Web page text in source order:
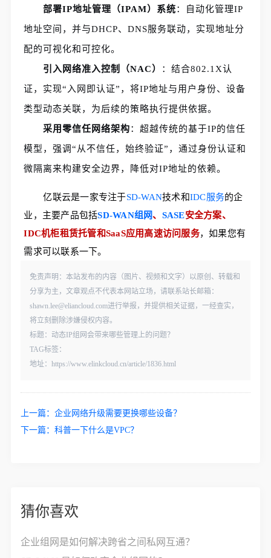
部署IP地址管理（IPAM）系统：自动化管理IP
地址空间，并与DHCP、DNS服务联动，实现地址分
配的可视化和可控化。
引入网络准入控制（NAC） ：结合802.1X认
证，实现“入网即认证”，将IP地址与用户身份、设备
类型动态关联，为后续的策略执行提供依据。
采用零信任网络架构：超越传统的基于IP的信任
模型，强调“从不信任，始终验证”，通过身份认证和
微隔离来构建安全边界，降低对IP地址的依赖。
亿联云是一家专注于SD-WAN技术和IDC服务的企
业，主要产品包括SD-WAN组网、 SASE安全方案、
IDC机柜租赁托管和SaaS应用高速访问服务，如果您有
需求可以联系一下。
免责声明：本站发布的内容（图片、视频和文字）以原创、转载和
分享为主，文章观点不代表本网站立场，请联系站长邮箱：
shawn.lee@eliancloud.com进行举报，并提供相关证据，一经查实，
将立刻删除涉嫌侵权内容。
标题：动态IP组网会带来哪些管理上的问题？
TAG标签：
地址：https://www.elinkcloud.cn/article/1836.html
上一篇：企业网络升级需要更换哪些设备？
下一篇：科普一下什么是VPC？
猜你喜欢
企业组网是如何解决跨省之间私网互通？